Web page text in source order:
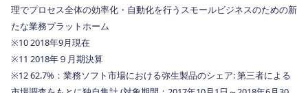
理でプロセス全体の効率化・自動化を行うスモールビジネスのための新
たな業務プラットホーム
※10 2018年9月現在
※11 2018年９月期決算
※12 62.7%：業務ソフト市場における弥生製品のシェア: 第三者による